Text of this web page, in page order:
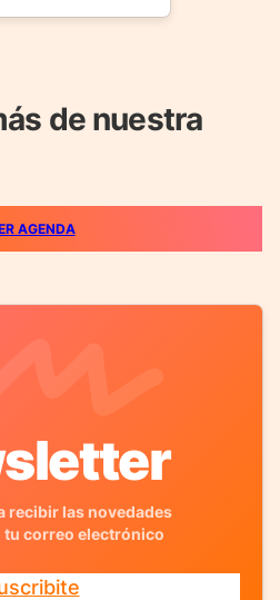
de nuestra
AGENDA
recibir las novedades
tu correo electrónico